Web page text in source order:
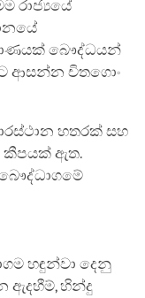
රාජ්‍යයේ
බෞද්ධයන්
ආසන්න චිතගොං
හතරක් සහ
කීපයක් ඇත.
හඳුන්වා දෙනු
ඇදහීම්, හින්දු